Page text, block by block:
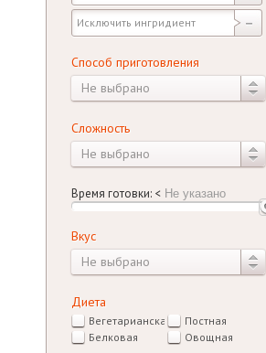
Способ приготовления
Не выбрано
Сложность
Не выбрано
Время готовки: <
Вкус
Не выбрано
Диета
Вегетарианская
Постная
Белковая
Овощная